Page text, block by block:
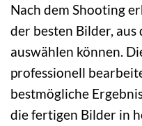
Nach dem Shooting
der besten Bilder,
auswählen können.
professionell
bestmögliche
die fertigen Bilder in